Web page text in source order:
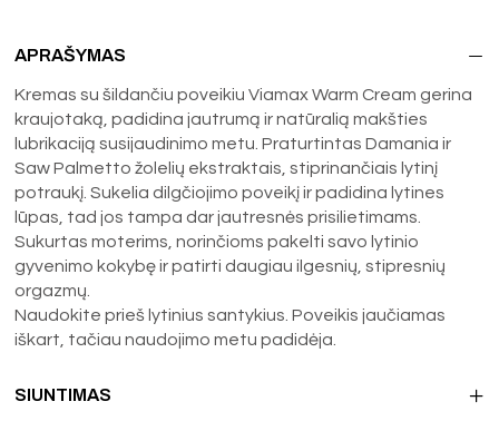
APRAŠYMAS
Kremas su šildančiu poveikiu Viamax Warm Cream gerina
kraujotaką, padidina jautrumą ir natūralią makšties
lubrikaciją susijaudinimo metu. Praturtintas Damania ir
Saw Palmetto žolelių ekstraktais, stiprinančiais lytinį
potraukį. Sukelia dilgčiojimo poveikį ir padidina lytines
lūpas, tad jos tampa dar jautresnės prisilietimams.
Sukurtas moterims, norinčioms pakelti savo lytinio
gyvenimo kokybę ir patirti daugiau ilgesnių, stipresnių
orgazmų.
Naudokite prieš lytinius santykius. Poveikis jaučiamas
iškart, tačiau naudojimo metu padidėja.
SIUNTIMAS